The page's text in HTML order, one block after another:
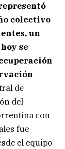
colectivo
un
se
de
del
con
fue
el equipo